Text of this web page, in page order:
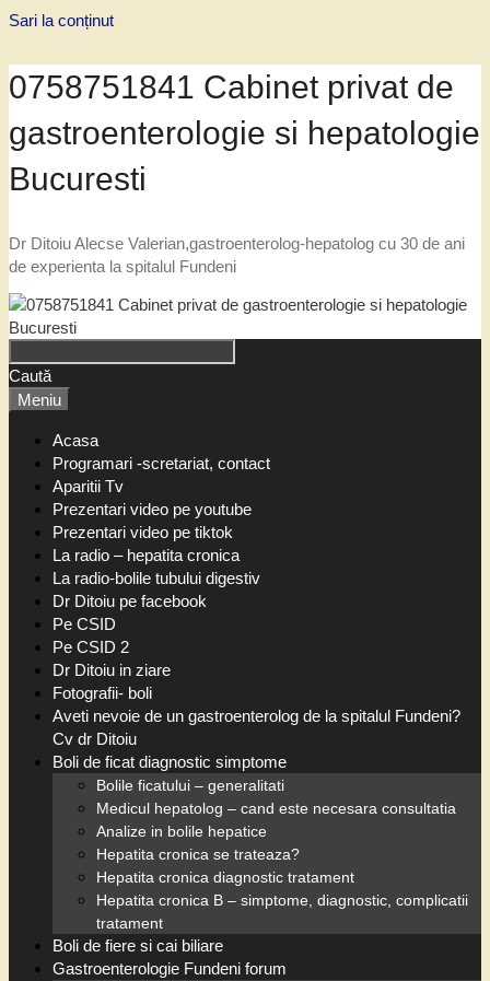
Sari la conținut
0758751841 Cabinet privat de
gastroenterologie si hepatologie
Bucuresti
Dr Ditoiu Alecse Valerian,gastroenterolog-hepatolog cu 30 de ani
de experienta la spitalul Fundeni
Caută
Meniu
Acasa
Programari -scretariat, contact
Aparitii Tv
Prezentari video pe youtube
Prezentari video pe tiktok
La radio – hepatita cronica
La radio-bolile tubului digestiv
Dr Ditoiu pe facebook
Pe CSID
Pe CSID 2
Dr Ditoiu in ziare
Fotografii- boli
Aveti nevoie de un gastroenterolog de la spitalul Fundeni?
Cv dr Ditoiu
Boli de ficat diagnostic simptome
Bolile ficatului – generalitati
Medicul hepatolog – cand este necesara consultatia
Analize in bolile hepatice
Hepatita cronica se trateaza?
Hepatita cronica diagnostic tratament
Hepatita cronica B – simptome, diagnostic, complicatii
tratament
Boli de fiere si cai biliare
Gastroenterologie Fundeni forum